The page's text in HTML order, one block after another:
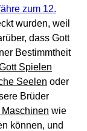
zum 12.
wurden, weil
dass Gott
Bestimmtheit
Spielen
Seelen oder
Brüder
wie
können, und